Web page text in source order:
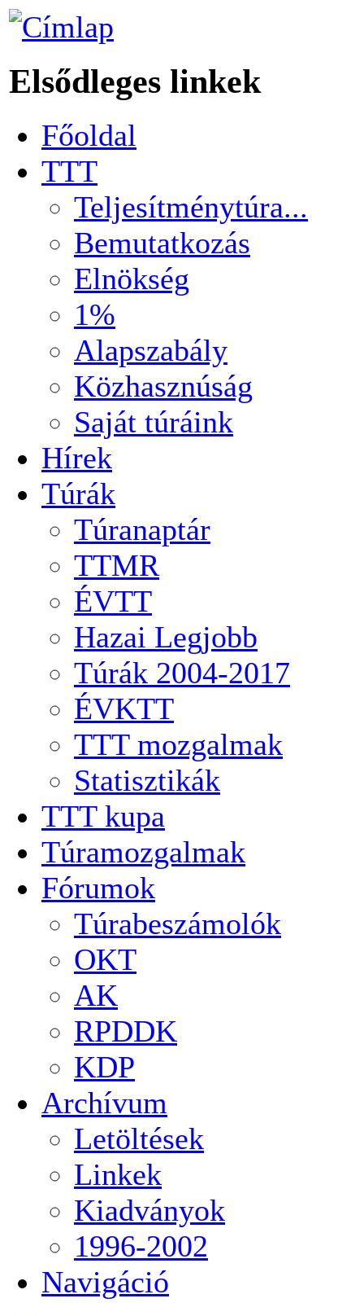
Elsődleges linkek
Főoldal
TTT
Teljesítménytúra...
Bemutatkozás
Elnökség
1%
Alapszabály
Közhasznúság
Saját túráink
Hírek
Túrák
Túranaptár
TTMR
ÉVTT
Hazai Legjobb
Túrák 2004-2017
ÉVKTT
TTT mozgalmak
Statisztikák
TTT kupa
Túramozgalmak
Fórumok
Túrabeszámolók
OKT
AK
RPDDK
KDP
Archívum
Letöltések
Linkek
Kiadványok
1996-2002
Navigáció